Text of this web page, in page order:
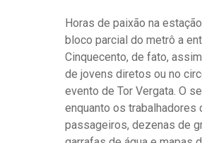
Horas de paixão na
bloco parcial do metrô a
Cinquecento, de fato,
de jovens diretos ou no
evento de Tor Vergata. O
enquanto os trabalhadores
passageiros, dezenas de